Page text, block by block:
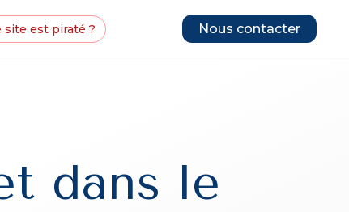
site est piraté ? Nous contacter
dans le